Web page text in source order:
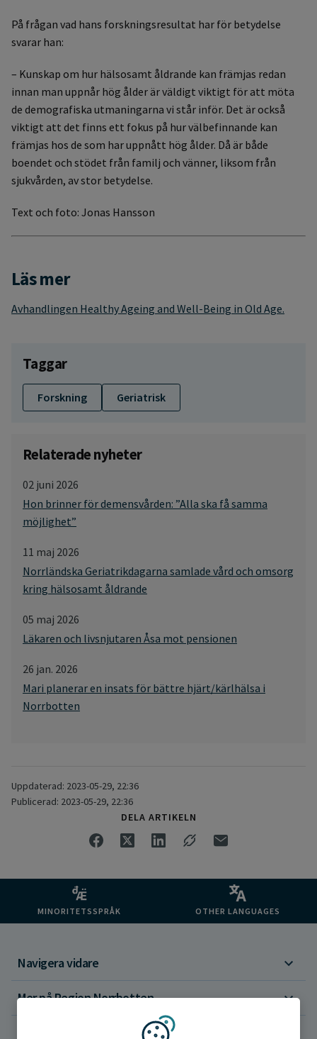
På frågan vad hans forskningsresultat har för betydelse
svarar han:
– Kunskap om hur hälsosamt åldrande kan främjas redan
innan man uppnår hög ålder är väldigt viktigt för att möta
de demografiska utmaningarna vi står inför. Det är också
viktigt att det finns ett fokus på hur välbefinnande kan
främjas hos de som har uppnått hög ålder. Då är både
boendet och stödet från familj och vänner, liksom från
sjukvården, av stor betydelse.
Text och foto: Jonas Hansson
Läs mer
Avhandlingen Healthy Ageing and Well-Being in Old Age.
Taggar
Forskning Geriatrisk
Relaterade nyheter
02 juni 2026
Hon brinner för demensvården: ”Alla ska få samma
möjlighet”
11 maj 2026
Norrländska Geriatrikdagarna samlade vård och omsorg
kring hälsosamt åldrande
05 maj 2026
Läkaren och livsnjutaren Åsa mot pensionen
26 jan. 2026
Mari planerar en insats för bättre hjärt/kärlhälsa i
Norrbotten
Uppdaterad: 2023-05-29, 22:36
Publicerad: 2023-05-29, 22:36
DELA ARTIKELN
MINORITETSSPRÅK OTHER LANGUAGES
Navigera vidare
Mer på Region Norrbotten